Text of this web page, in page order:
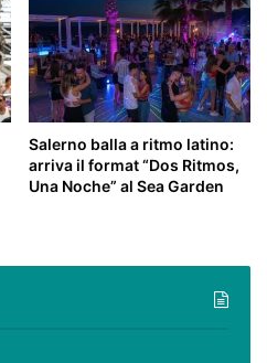
Salerno balla a ritmo latino:
arriva il format “Dos Ritmos,
Una Noche” al Sea Garden